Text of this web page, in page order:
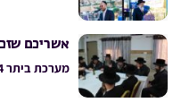
אשריכם
מערכת ביתר 24